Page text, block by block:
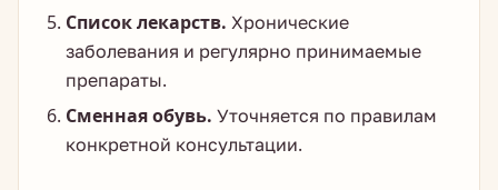
Список лекарств. Хронические
заболевания и регулярно принимаемые
препараты.
Сменная обувь. Уточняется по правилам
конкретной консультации.